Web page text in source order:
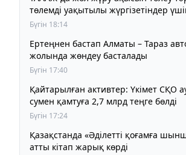
төлемді уақытылы жүргізетіндер
құны бұрынғы деңгейде сақталады
Бүгін 18:14
Ертеңнен бастап Алматы – Тараз
жолында жөндеу басталады
Бүгін 17:40
Қайтарылған активтер: Үкімет СҚО
сумен қамтуға 2,7 млрд теңге бөлді
Бүгін 17:24
Қазақстанда «Әділетті қоғамға
атты кітап жарық көрді